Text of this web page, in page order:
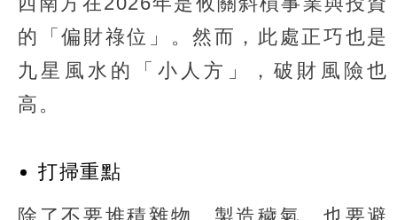
的「偏財祿位」。然而，此處正巧也是
九星風水的「小人方」，破財風險也
高。
打掃重點